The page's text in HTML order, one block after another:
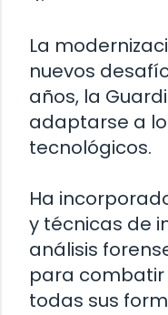
La
nuevos
años, la
adaptarse a
tecnológicos.
Ha
y técnicas de
análisis
para combatir
todas sus